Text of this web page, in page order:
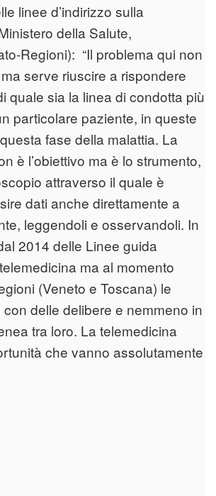
linee d’indirizzo sulla
della Salute,
Regioni): “Il problema qui non
serve riuscire a rispondere
quale sia la linea di condotta più
particolare paziente, in queste
fase della malattia. La
è l’obiettivo ma è lo strumento,
attraverso il quale è
dati anche direttamente a
leggendoli e osservandoli. In
2014 delle Linee guida
ma al momento
(Veneto e Toscana) le
delle delibere e nemmeno in
tra loro. La telemedicina
che vanno assolutamente